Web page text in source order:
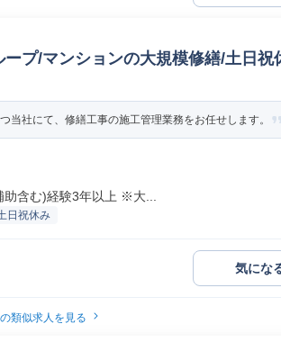
プ/マンションの大規模修繕/土日祝
当社にて、修繕工事の施工管理業務をお任せします。
含む)経験3年以上 ※大...
日祝休み
気にな
類似求人を見る